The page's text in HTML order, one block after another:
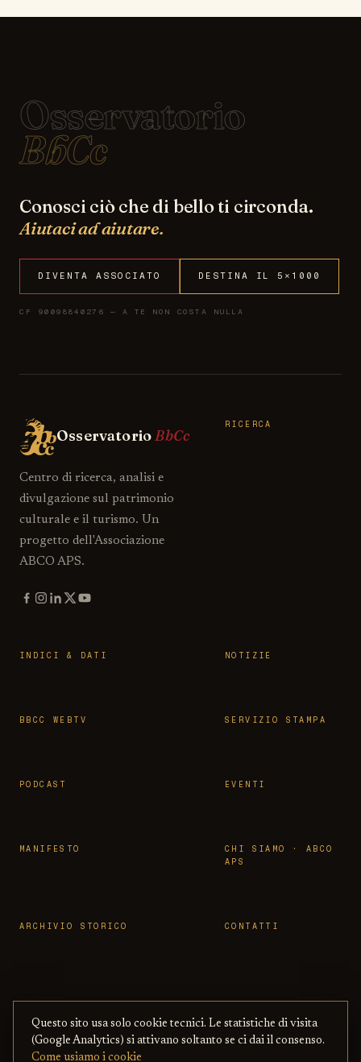
Osservatorio
BbCc
Conosci ciò che di bello ti circonda.
Aiutaci ad aiutare.
DIVENTA ASSOCIATO DESTINA IL 5×1000
CF 90098840276 — A TE NON COSTA NULLA
OsservatorioBbCc
Centro di ricerca, analisi e
divulgazione sul patrimonio
culturale e il turismo. Un
progetto dell'Associazione
ABCO APS.
RICERCA
INDICI & DATI NOTIZIE
BBCC WEBTV SERVIZIO STAMPA
PODCAST EVENTI
MANIFESTO
CHI SIAMO · ABCO
APS
ARCHIVIO STORICO CONTATTI
© 2026 OSSERVATORIO BBCC ·
ASSOCIAZIONE ABCO APS— CON BENI
CULTURALI ONLINE
PRIVACY
·COOKIE·
Questo sito usa solo cookie tecnici. Le statistiche di visita
(Google Analytics) si attivano soltanto se ci dai il consenso.
Come usiamo i cookie